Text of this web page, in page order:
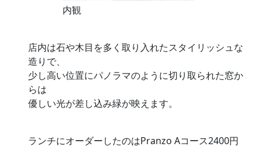
内観
店内は石や木目を多く取り入れたスタイリッシュな
造りで、
少し高い位置にパノラマのように切り取られた窓か
らは
優しい光が差し込み緑が映えます。
ランチにオーダーしたのはPranzo Aコース2400円